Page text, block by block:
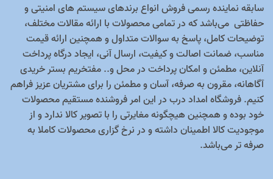
سابقه نماینده رسمی فروش انواع برندهای سیستم های امنیتی و
حفاظتی می‌باشد که در تمامی محصولات با ارائه مقالات مختلف،
توضیحات کامل، پاسخ به سوالات متداول و همچنین ارائه قیمت
مناسب، ضمانت اصالت و کیفیت، ارسال آنی، ایجاد درگاه پرداخت
آنلاین، مطمئن و امکان پرداخت در محل و.. مفتخریم بستر خریدی
آگاهانه، مقرون به صرفه، آسان و مطمئن را برای مشتریان عزیز فراهم
کنیم. فروشگاه امداد درب در این امر فروشنده مستقیم محصولات
خود بوده و همچنین هیچگونه مغایرتی را با تصویر کالا ندارد و از
موجودیت کالا اطمینان داشته و در نرخ گزاری محصولات کاملا به
صرفه تر می‌باشد.